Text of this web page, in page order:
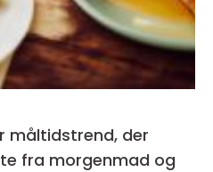
måltidstrend, der
fra morgenmad og